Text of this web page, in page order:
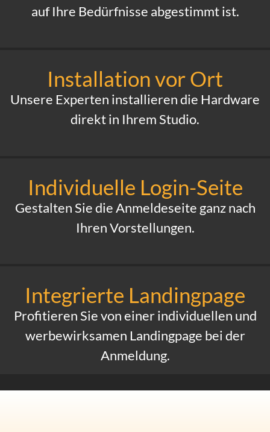
auf Ihre Bedürfnisse abgestimmt ist.
Installation vor Ort
Unsere Experten installieren die Hardware
direkt in Ihrem Studio.
Individuelle Login-Seite
Gestalten Sie die Anmeldeseite ganz nach
Ihren Vorstellungen.
Integrierte Landingpage
Profitieren Sie von einer individuellen und
werbewirksamen Landingpage bei der
Anmeldung.